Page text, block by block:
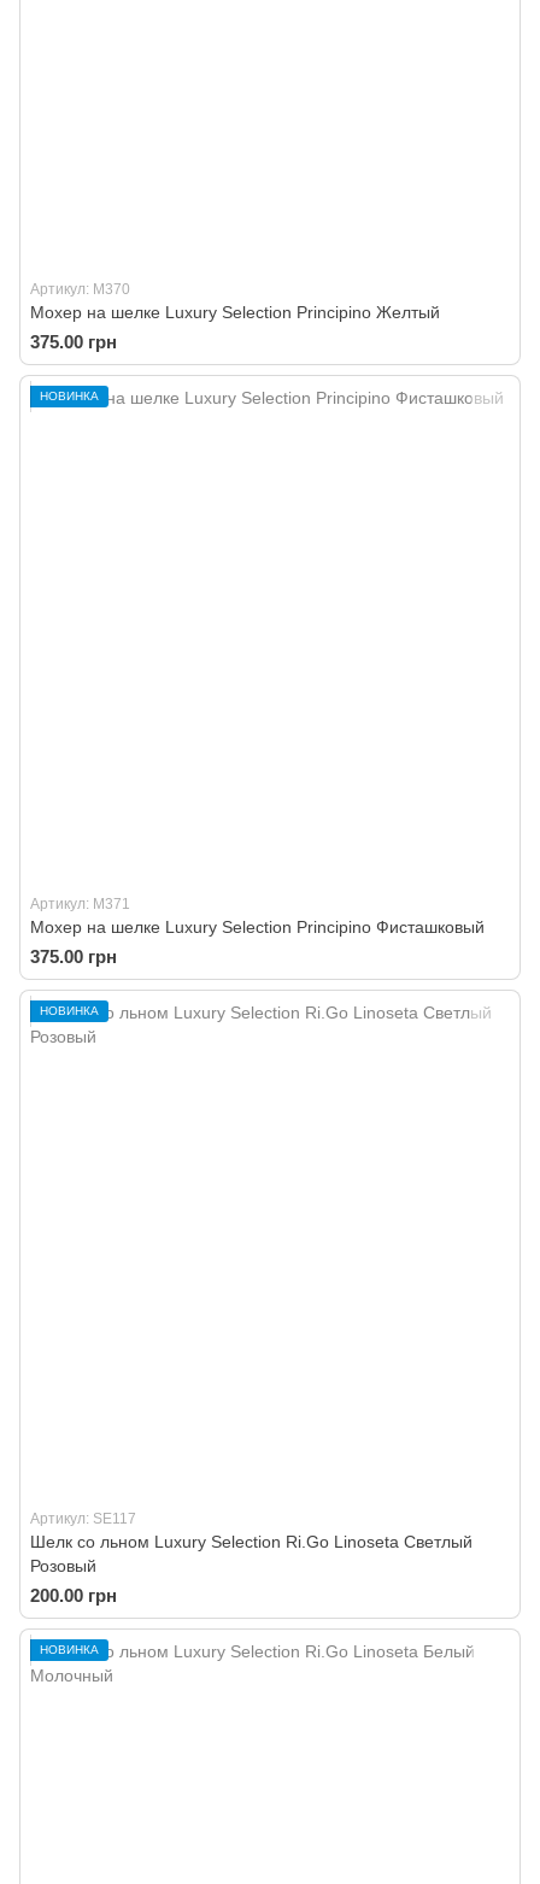
Артикул: M370
Мохер на шелке Luxury Selection Principino Желтый
375.00 грн
НОВИНКА
Артикул: M371
Мохер на шелке Luxury Selection Principino Фисташковый
375.00 грн
НОВИНКА
Артикул: SE117
Шелк со льном Luxury Selection Ri.Go Linoseta Светлый
Розовый
200.00 грн
НОВИНКА